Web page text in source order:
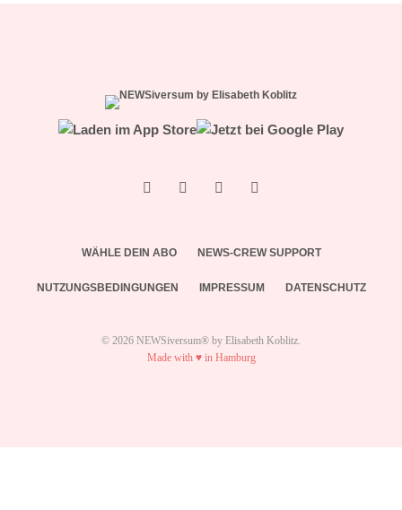
WÄHLE DEIN ABO NEWS-CREW SUPPORT
NUTZUNGSBEDINGUNGEN IMPRESSUM DATENSCHUTZ
© 2026 NEWSiversum® by Elisabeth Koblitz.
Made with ♥ in Hamburg